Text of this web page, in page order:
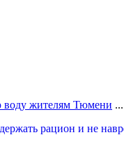
воду жителям Тюмени ...